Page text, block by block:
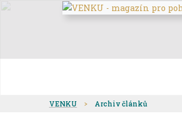
VENKU Archiv článků